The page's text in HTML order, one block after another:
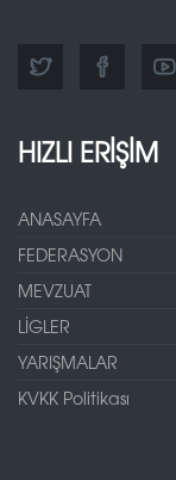
HIZLI ERİŞİM
ANASAYFA
FEDERASYON
MEVZUAT
LİGLER
YARIŞMALAR
KVKK Politikası